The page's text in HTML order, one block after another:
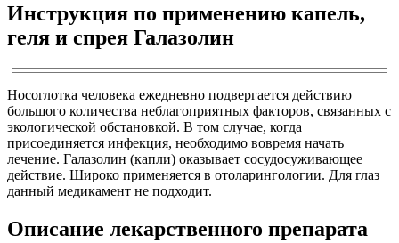
Инструкция по применению капель,
геля и спрея Галазолин
Носоглотка человека ежедневно подвергается действию
большого количества неблагоприятных факторов, связанных с
экологической обстановкой. В том случае, когда
присоединяется инфекция, необходимо вовремя начать
лечение. Галазолин (капли) оказывает сосудосуживающее
действие. Широко применяется в отоларингологии. Для глаз
данный медикамент не подходит.
Описание лекарственного препарата